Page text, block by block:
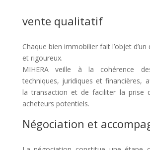
vente qualitatif
Chaque bien immobilier fait l’objet
et rigoureux.
MIHERA veille à la cohérence
techniques, juridiques et financières,
la transaction et de faciliter la prise
acheteurs potentiels.
Négociation et